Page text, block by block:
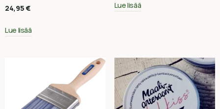
24,95€
Lue lisää
Lue lisää